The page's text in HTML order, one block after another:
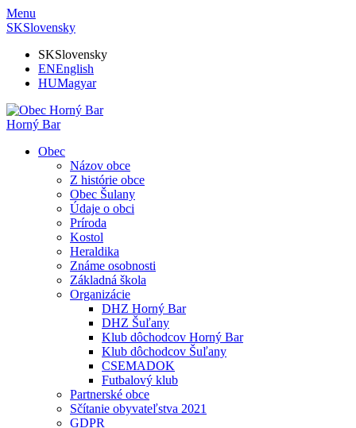
Menu
SKSlovensky
SKSlovensky
ENEnglish
HUMagyar
Horný Bar
Obec
Názov obce
Z histórie obce
Obec Šulany
Údaje o obci
Príroda
Kostol
Heraldika
Známe osobnosti
Základná škola
Organizácie
DHZ Horný Bar
DHZ Šuľany
Klub dôchodcov Horný Bar
Klub dôchodcov Šuľany
CSEMADOK
Futbalový klub
Partnerské obce
Sčítanie obyvateľstva 2021
GDPR